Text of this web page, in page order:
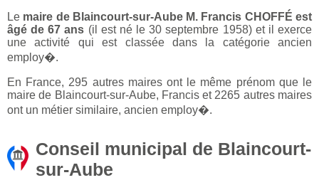
Le maire de Blaincourt-sur-Aube M. Francis CHOFFÉ est
âgé de 67 ans (il est né le 30 septembre 1958) et il exerce
une activité qui est classée dans la catégorie ancien
employ�.
En France, 295 autres maires ont le même prénom que le
maire de Blaincourt-sur-Aube, Francis et 2265 autres maires
ont un métier similaire, ancien employ�.
Conseil municipal de Blaincourt-
sur-Aube